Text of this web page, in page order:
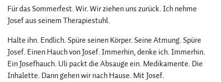
Für das Sommerfest. Wir. Wir ziehen uns zurück. Ich nehme
Josef aus seinem Therapiestuhl.
Halte ihn. Endlich. Spüre seinen Körper. Seine Atmung. Spüre
Josef. Einen Hauch von Josef. Immerhin, denke ich. Immerhin.
Ein Josefhauch. Uli packt die Absauge ein. Medikamente. Die
Inhalette. Dann gehen wir nach Hause. Mit Josef.